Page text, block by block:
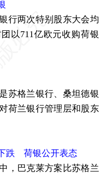
行两次特别股东大会均
以711亿欧元收购荷银
苏格兰银行、桑坦德银
荷兰银行管理层和股东
跌 荷银公开表态
，巴克莱方案比苏格兰